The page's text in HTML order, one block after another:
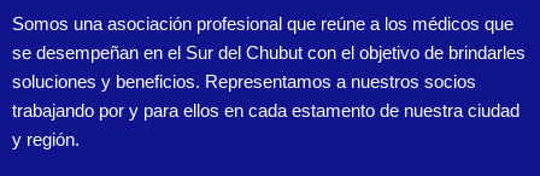
Somos una asociación profesional que reúne a los médicos que
se desempeñan en el Sur del Chubut con el objetivo de brindarles
soluciones y beneficios. Representamos a nuestros socios
trabajando por y para ellos en cada estamento de nuestra ciudad
y región.